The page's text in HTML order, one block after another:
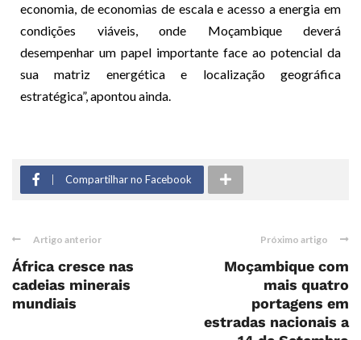
economia, de economias de escala e acesso a energia em
condições viáveis, onde Moçambique deverá
desempenhar um papel importante face ao potencial da
sua matriz energética e localização geográfica
estratégica”, apontou ainda.
Compartilhar no Facebook
Artigo anterior
África cresce nas
cadeias minerais
mundiais
Próximo artigo
Moçambique com
mais quatro
portagens em
estradas nacionais a